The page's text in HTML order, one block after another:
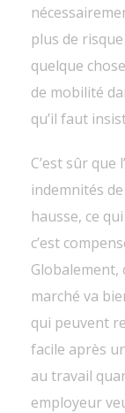
plus de
quelque
de mobilité
qu’il faut
C’est sûr que
indemnités
hausse, ce
c’est
Globalement,
marché va
qui peuvent
facile après
au travail
employeur